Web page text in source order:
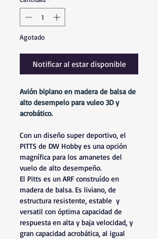
Agotado
Notificar al estar disponible
Avión biplano en madera de balsa de
alto desempelo para vuleo 3D y
acrobático.
Con un diseño super deportivo, el
PITTS de DW Hobby es una opción
magnífica para los amanetes del
vuelo de alto desempeño.
El Pitts es un ARF construído en
madera de balsa. Es liviano, de
estructura resistente, estable  y
versatil con óptima capacidad de
respuesta en alta y baja velocidad, y
gran capacidad acrobática, al igual